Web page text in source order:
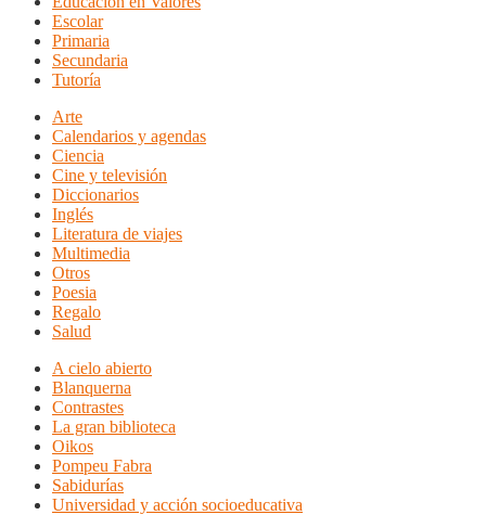
Escolar
Primaria
Secundaria
Tutoría
Arte
Calendarios y agendas
Ciencia
Cine y televisión
Diccionarios
Inglés
Literatura de viajes
Multimedia
Otros
Poesia
Regalo
Salud
A cielo abierto
Blanquerna
Contrastes
La gran biblioteca
Oikos
Pompeu Fabra
Sabidurías
Universidad y acción socioeducativa